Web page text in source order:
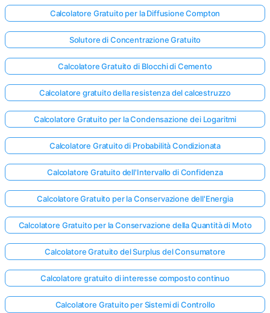
Calcolatore Gratuito per la Diffusione Compton
Solutore di Concentrazione Gratuito
Calcolatore Gratuito di Blocchi di Cemento
Calcolatore gratuito della resistenza del calcestruzzo
Calcolatore Gratuito per la Condensazione dei Logaritmi
Calcolatore Gratuito di Probabilità Condizionata
Calcolatore Gratuito dell'Intervallo di Confidenza
Calcolatore Gratuito per la Conservazione dell'Energia
Calcolatore Gratuito per la Conservazione della Quantità di Moto
Calcolatore Gratuito del Surplus del Consumatore
Calcolatore gratuito di interesse composto continuo
Calcolatore Gratuito per Sistemi di Controllo